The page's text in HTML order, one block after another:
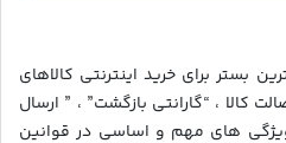
بستر برای خرید اینترنتی کالاهای
کالا ، “گارانتی بازگشت” ، ” ارسال
های مهم و اساسی در قوانین